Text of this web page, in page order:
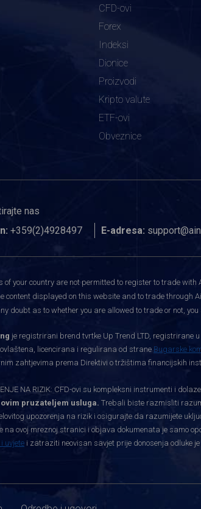
CFD-ovi
Forex
Indeksi
Dionice
Proizvodi
Kripto valute
ETF-ovi
Obveznice
nas
+359(2)4928497 E-adresa:
of your country are not permitted to register to trade with
content displayed on this website and to trade through
doubt as to whether you are allowed to trade or not,
je registrirani brend tvrtke Up Trend LTD, registrirane
licencirana i regulirana od strane Bugarske
zahtjevima prema Direktivi o tržištima financijskih
NA RIZIK: CFD-ovi su kompleksni instrumenti i
ovim pruzateljem usluga. Trebali biste razmisliti
upozorenja na rizik i osigurajte da razumijete
na ovoj mreznoj stranici i objava dokumenata je samo
uvjete i zatraziti neovisan savjet prije donosenja odluke